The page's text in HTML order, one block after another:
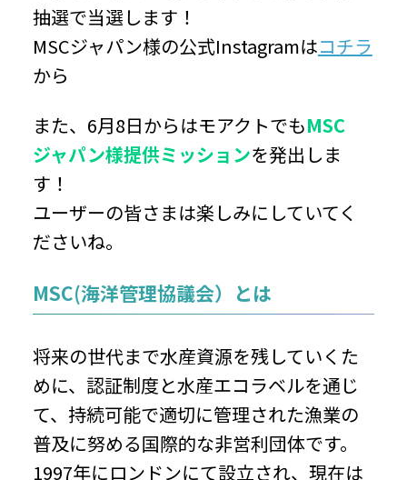
抽選で当選します！
MSCジャパン様の公式Instagramはコチラ
から
また、6月8日からはモアクトでもMSC
ジャパン様提供ミッションを発出しま
す！
ユーザーの皆さまは楽しみにしていてく
ださいね。
MSC(海洋管理協議会）とは
将来の世代まで水産資源を残していくた
めに、認証制度と水産エコラベルを通じ
て、持続可能で適切に管理された漁業の
普及に努める国際的な非営利団体です。
1997年にロンドンにて設立され、現在は